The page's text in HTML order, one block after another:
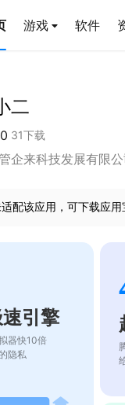
游戏 软件
二
31下载
企来科技发展有限公
配该应用，可下载应
引擎
器快10倍
隐私